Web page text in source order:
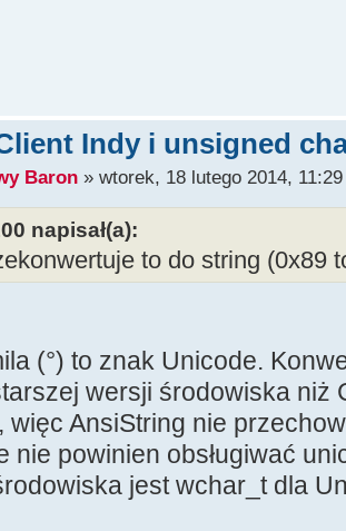
Indy i unsigned
Baron » wtorek, 18 lutego 2014, 11:29
napisał(a):
to do string (0x89
(°) to znak Unicode.
wersji środowiska niż
więc AnsiString nie
nie powinien obsługiwać
jest wchar_t dla